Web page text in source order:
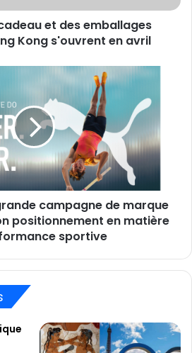
et des emballages
Kong s'ouvrent en avril
campagne de marque
positionnement en matière
sportive